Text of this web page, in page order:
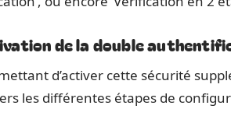
de la double
d’activer cette sécurité
les différentes étapes de